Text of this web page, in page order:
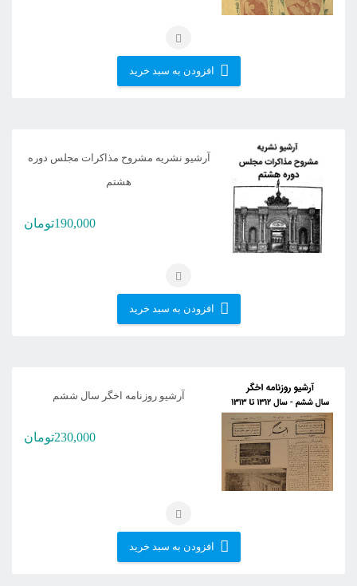
افزودن به سبد خرید
آرشیو نشریه مشروح مذاکرات مجلس دوره
هشتم
190,000تومان
افزودن به سبد خرید
آرشیو روزنامه اخگر سال ششم
230,000تومان
افزودن به سبد خرید